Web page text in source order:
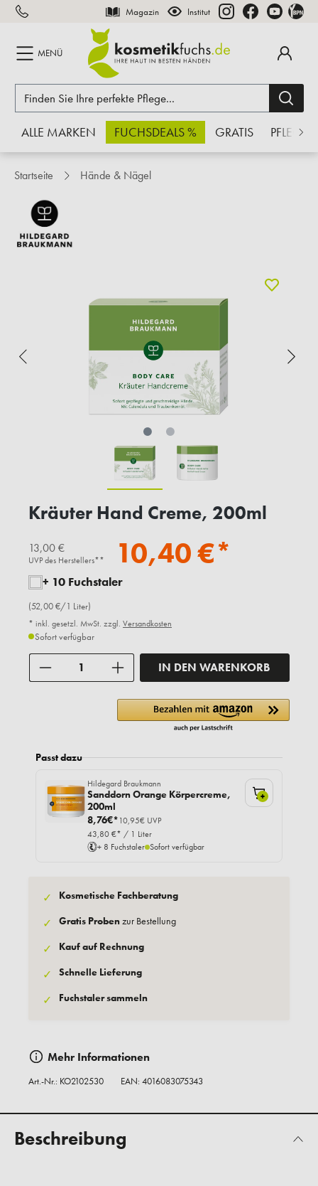
springen Magazin Institut
MENÜ
ALLE MARKEN FUCHSDEALS % GRATIS PFLEGE
Startseite Hände & Nägel
Kräuter Hand Creme, 200ml
13,00 €
UVP des Herstellers** 10,40 €*
+ 10 Fuchstaler
(52,00 €/1 Liter)
* inkl. gesetzl. MwSt. zzgl. Versandkosten
Sofort verfügbar
IN DEN WARENKORB
Passt dazu
Hildegard Braukmann
Sanddorn Orange Körpercreme,
200ml
8,76€*10,95€ UVP
43,80 €* / 1 Liter
+ 8 Fuchstaler Sofort verfügbar
+
✓ Kosmetische Fachberatung
✓ Gratis Probenzur Bestellung
✓ Kauf auf Rechnung
✓ Schnelle Lieferung
✓ Fuchstaler sammeln
Mehr Informationen
Art.-Nr.: KO2102530 EAN: 4016083075343
Beschreibung